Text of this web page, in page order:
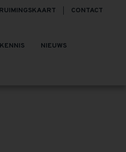
RUIMINGSKAART CONTACT
NIEUWS